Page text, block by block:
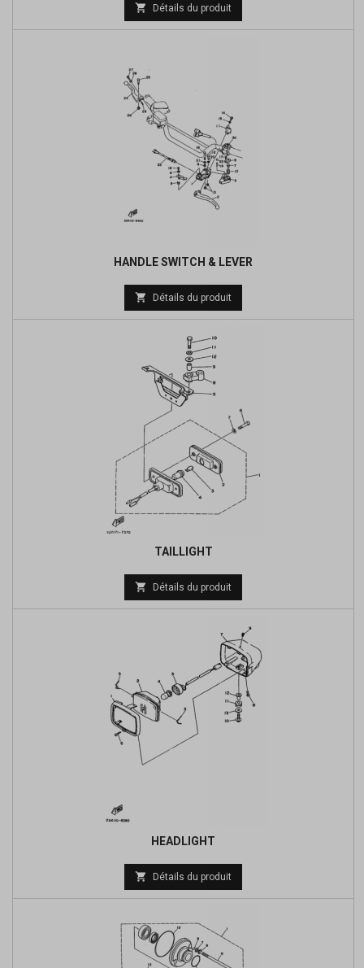
 Détails du produit
HANDLE SWITCH & LEVER
 Détails du produit
TAILLIGHT
 Détails du produit
HEADLIGHT
Prix
de
 Détails du produit